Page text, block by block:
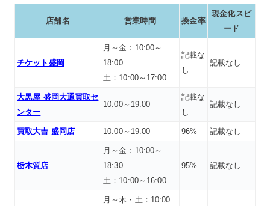
店舗名 営業時間 換金率
現金化スピ
ード
チケット盛岡
月～金：10:00～
18:00
土：10:00～17:00
記載な
し
記載なし
大黒屋 盛岡大通買取セ
ンター
10:00～19:00
記載な
し
記載なし
買取大吉 盛岡店 10:00～19:00 96% 記載なし
栃木質店
月～金：10:00～
18:30
土：10:00～16:00
95% 記載なし
月～木・土：10:00